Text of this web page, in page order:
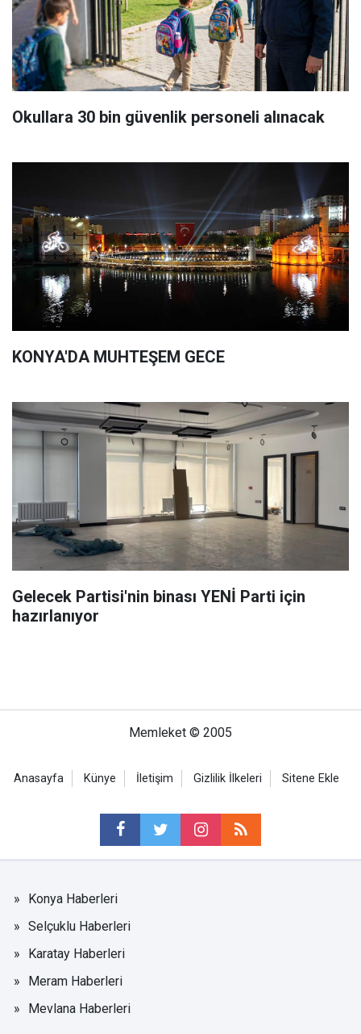
Okullara 30 bin güvenlik personeli alınacak
KONYA'DA MUHTEŞEM GECE
Gelecek Partisi'nin binası YENİ Parti için
hazırlanıyor
Memleket © 2005
Anasayfa Künye İletişim Gizlilik İlkeleri Sitene Ekle
Konya Haberleri
Selçuklu Haberleri
Karatay Haberleri
Meram Haberleri
Mevlana Haberleri